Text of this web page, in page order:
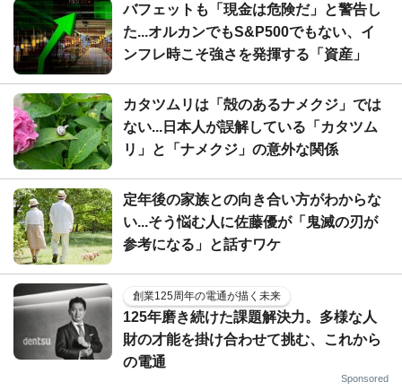
バフェットも「現金は危険だ」と警告し
た...オルカンでもS&P500でもない、イ
ンフレ時こそ強さを発揮する「資産」
カタツムリは「殻のあるナメクジ」では
ない...日本人が誤解している「カタツム
リ」と「ナメクジ」の意外な関係
定年後の家族との向き合い方がわからな
い...そう悩む人に佐藤優が「鬼滅の刃が
参考になる」と話すワケ
創業125周年の電通が描く未来
125年磨き続けた課題解決力。多様な人
財の才能を掛け合わせて挑む、これから
の電通
Sponsored